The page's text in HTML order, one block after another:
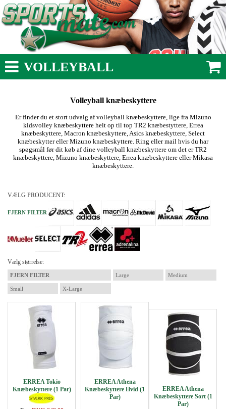
VOLLEYBALL
Volleyball knæbeskyttere
Er finder du et stort udvalg af volleyball knæbeskyttere, lige fra Mizuno
kidsvolley knæbeskyttere helt op til top TR2 knæbestyttere, Errea
knæbeskyttere, Macron knæbeskyttere, Asics knæbeskyttere, Select
knæbeskytter eller Mizuno knæbeskyttere. Ring eller mail hvis du har
spøgsmål før dit køb af dine volleyball knæbeskyttere om det er TR2
knæbeskyttere, Mizuno knæbeskyttere, Errea knæbeskyttere eller Mikasa
knæbeskyttere.
VÆLG PRODUCENT:
FJERN FILTER
Vælg størrelse:
FJERN FILTER Large Medium
Small X-Large
ERREA Tokio
Knæbeskyttere (1 Par)
ERREA Athena
Knæbeskyttere Hvid (1
Par)
ERREA Athena
Knæbeskyttere Sort (1
Par)